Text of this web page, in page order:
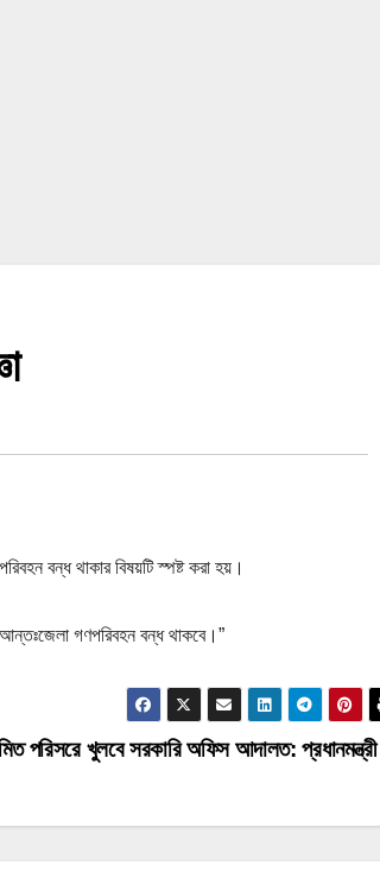
বন্ধ থাকার বিষয়টি স্পষ্ট করা হয়।
গণপরিবহন বন্ধ থাকবে।”
পরিসরে খুলবে সরকারি অফিস আদালত: প্রধানমন্ত্রী